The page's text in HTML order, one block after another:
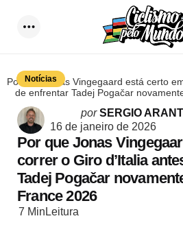
Notícias
Por que Jonas Vingegaard está certo
de enfrentar Tadej Pogačar
Postado
por
porSERGIO
16 de janeiro de 2026
Por que Jonas
correr o Giro d’Italia
Tadej Pogačar
France 2026
7 Min Leitura